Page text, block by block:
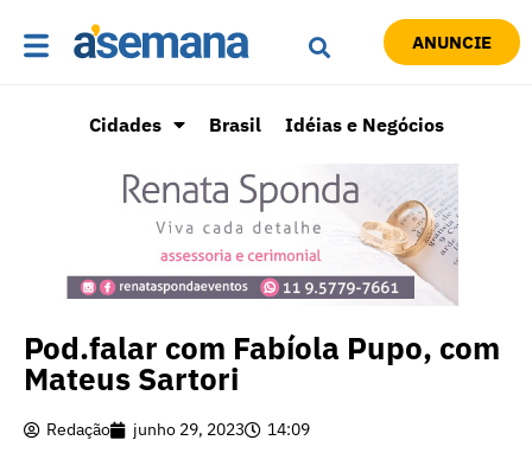
ANUNCIE
Cidades Brasil Idéias e Negócios
Pod.falar com Fabíola Pupo, com
Mateus Sartori
Redação junho 29, 2023 14:09